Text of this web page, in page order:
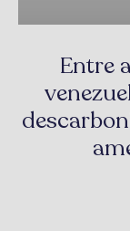
Entre